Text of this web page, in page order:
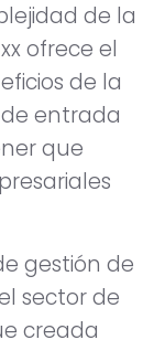
de la
ofrece el
de la
entrada
que
gestión de
sector de
creada